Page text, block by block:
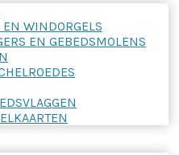
WINDORGELS
EN GEBEDSMOLENS